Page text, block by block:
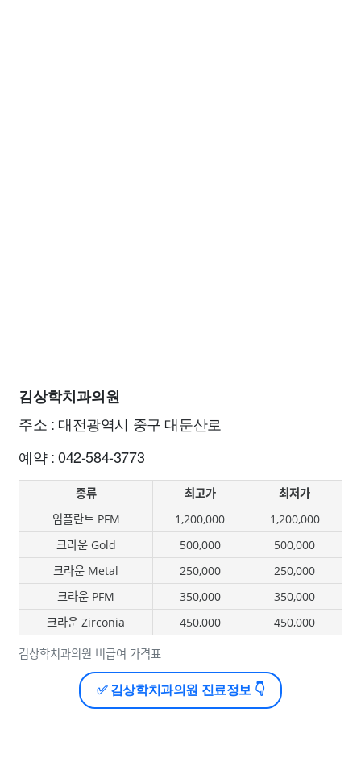
김상학치과의원
주소 : 대전광역시 중구 대둔산로
예약 : 042-584-3773
김상학치과의원 비급여 가격표
종류 최고가
최저가
임플란트 PFM
1,200,000
1,200,000
크라운 Gold
500,000
500,000
크라운 Metal
250,000
250,000
크라운 PFM
350,000
350,000
크라운 Zirconia
450,000 450,000
✅ 김상학치과의원 진료정보 👇